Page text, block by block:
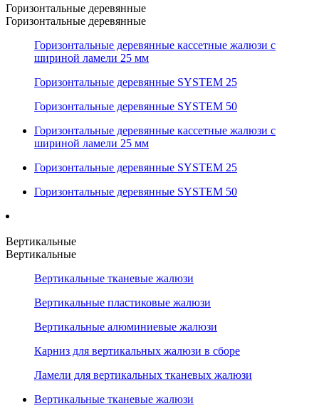
Горизонтальные деревянные
Горизонтальные деревянные
Горизонтальные деревянные кассетные жалюзи с
шириной ламели 25 мм
Горизонтальные деревянные SYSTEM 25
Горизонтальные деревянные SYSTEM 50
Горизонтальные деревянные кассетные жалюзи с
шириной ламели 25 мм
Горизонтальные деревянные SYSTEM 25
Горизонтальные деревянные SYSTEM 50
Вертикальные
Вертикальные
Вертикальные тканевые жалюзи
Вертикальные пластиковые жалюзи
Вертикальные алюминиевые жалюзи
Карниз для вертикальных жалюзи в сборе
Ламели для вертикальных тканевых жалюзи
Вертикальные тканевые жалюзи